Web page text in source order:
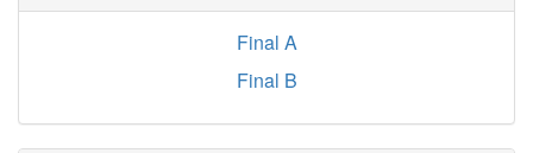
Final A
Final B